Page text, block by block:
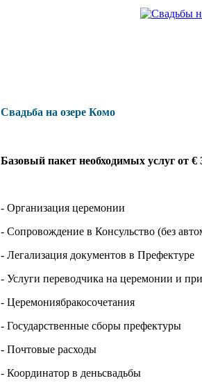
Свадьба на озере Комо
Базовый пакет необходимых услуг от €
- Организация церемонии
- Сопровождение в Консульство (без
- Легализация документов в Префектуре
- Услуги переводчика на церемонии и
- Церемониябракосочетания
- Государственные сборы префектуры
- Почтовые расходы
- Координатор в деньсвадьбы